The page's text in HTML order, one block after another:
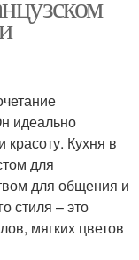
идеально
красоту. Кухня в
для
для общения и
стиля – это
мягких цветов